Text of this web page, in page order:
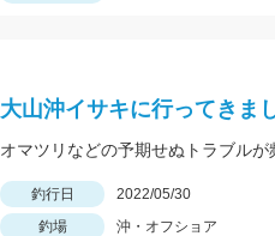
大山沖イサキに行ってきま
釣行日 2022/05/30
釣場
沖・オフショア